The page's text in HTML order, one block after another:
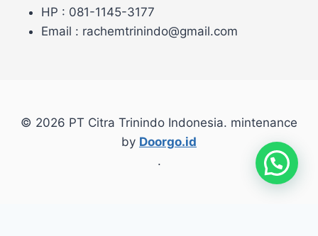
HP : 081-1145-3177
Email : rachemtrinindo@gmail.com
© 2026 PT Citra Trinindo Indonesia. mintenance
by Doorgo.id
.